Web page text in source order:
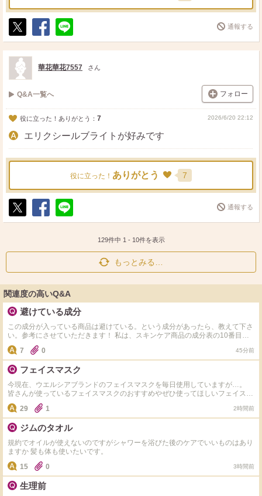
ポ
ス
ト
シ
ェ
送
る
通報する
華花華花7557 さん
Q&A一覧へ フォロー
役に立った！ありがとう： 7 2026/6/20 22:12
エリクシールブライトが好みです
役に立った！ ありがとう 7
ポ
シ
送
通報する
129件中 1 - 10件を表示
もっとみる…
関連度の高いQ&A
避けている成分
この成分が入っている商品は避けている。という成分があったら、教えて下さ
い。参考にさせていただきます！ 私は、スキンケア商品の成分表の10番目以
内にアルコール、エタノール、セタノールが入っていると、アルコールの割合
が高すぎてヒリヒリ赤みや茂樹が出やすいので用心しています。 洗顔料ボデ
ィソープやシャンプーにラウリル硫酸ナトリウムが入っていると、洗浄力が強
力すぎて皮脂奪われすぎてガサガサになりやすいので、避けています。 効い
た！助かったー！と思う成分
https://www.cosme.net/chieco/question/456857/detail に回答ありがとうござい
ました。まだの方は教えて頂けると、化粧品選びの参考になり助かります。
7 0 45分前
フェイスマスク
今現在、ウエルシアブランドのフェイスマスクを毎日使用していますが…。
皆さんが使っているフェイスマスクのおすすめやぜひ使ってほしいフェイスマ
スクがありましたら、教えて下さいお願いします。
29 1 2時間前
ジムのタオル
規約でオイルが使えないのですがシャワーを浴びた後のケアでいいものはあり
ますか 髪も体も使いたいです。
15
0 3時間前
生理前